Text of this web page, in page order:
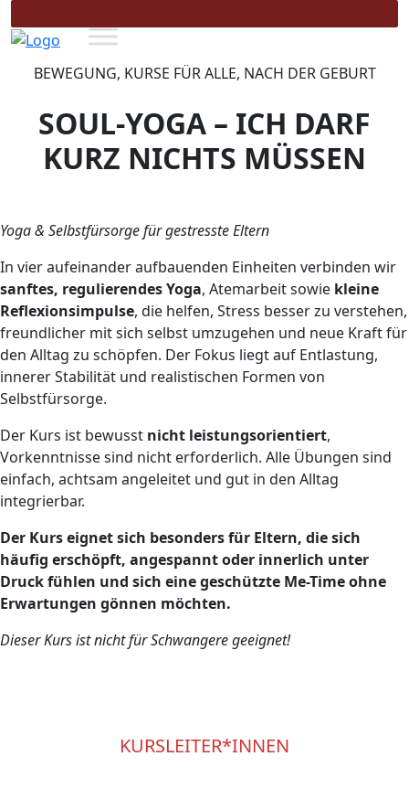
BEWEGUNG, KURSE FÜR ALLE, NACH DER GEBURT
SOUL-YOGA – ICH DARF
KURZ NICHTS MÜSSEN
Yoga & Selbstfürsorge für gestresste Eltern
In vier aufeinander aufbauenden Einheiten verbinden wir
sanftes, regulierendes Yoga, Atemarbeit sowie kleine
Reflexionsimpulse, die helfen, Stress besser zu verstehen,
freundlicher mit sich selbst umzugehen und neue Kraft für
den Alltag zu schöpfen. Der Fokus liegt auf Entlastung,
innerer Stabilität und realistischen Formen von
Selbstfürsorge.
Der Kurs ist bewusst nicht leistungsorientiert,
Vorkenntnisse sind nicht erforderlich. Alle Übungen sind
einfach, achtsam angeleitet und gut in den Alltag
integrierbar.
Der Kurs eignet sich besonders für Eltern, die sich
häufig erschöpft, angespannt oder innerlich unter
Druck fühlen und sich eine geschützte Me-Time ohne
Erwartungen gönnen möchten.
Dieser Kurs ist nicht für Schwangere geeignet!
KURSLEITER*INNEN